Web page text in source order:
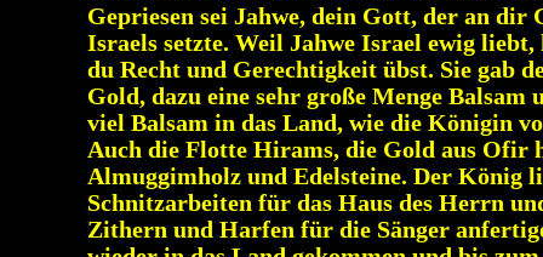
Gepriesen sei Jahwe, dein Gott, der an
Israels setzte. Weil Jahwe Israel ewig
du Recht und Gerechtigkeit übst. Sie gab
Gold, dazu eine sehr große Menge Balsam
viel Balsam in das Land, wie die Königin
Auch die Flotte Hirams, die Gold aus Ofir
Almuggimholz und Edelsteine. Der König
Schnitzarbeiten für das Haus des Herrn
Zithern und Harfen für die Sänger